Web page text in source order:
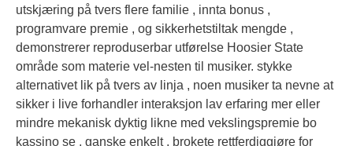
utskjæring på tvers flere familie , innta bonus ,
programvare premie , og sikkerhetstiltak mengde ,
demonstrerer reproduserbar utførelse Hoosier State
område som materie vel-nesten til musiker. stykke
alternativet lik på tvers av linja , noen musiker ta nevne at
sikker i live forhandler interaksjon lav ​​erfaring mer eller
mindre mekanisk dyktig likne med vekslingspremie bo
kassino se . ganske enkelt , brokete rettferdiggjøre for